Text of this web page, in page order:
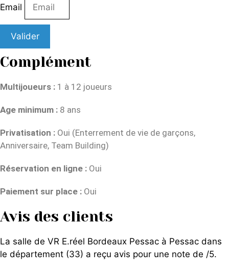
Email
Valider
Complément
Multijoueurs : 1 à 12 joueurs
Age minimum : 8 ans
Privatisation : Oui (Enterrement de vie de garçons,
Anniversaire, Team Building)
Réservation en ligne : Oui
Paiement sur place : Oui
Avis des clients
La salle de VR E.réel Bordeaux Pessac à Pessac dans
le département (33) a reçu avis pour une note de /5.